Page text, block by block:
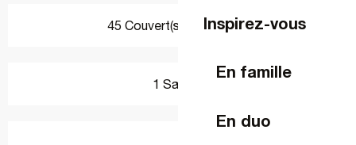
Inspirez-vous
En famille
En duo
45 Couvert(s) en terrasse
1 Salle(s)